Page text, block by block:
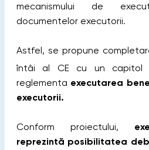
mecanismului de
documentelor executorii.
Astfel, se propune
întâi al CE cu un capitol
reglementa executarea
executorii.
Conform proiectului,
reprezintă posibilitatea